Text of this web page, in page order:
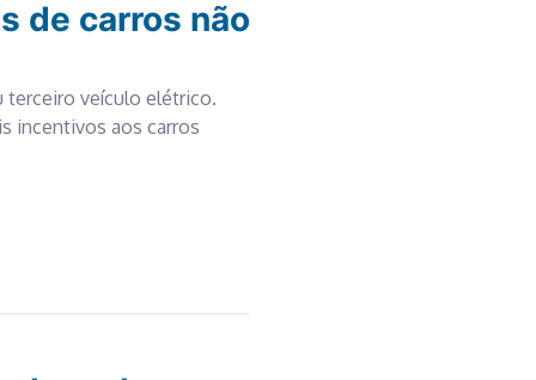
de carros não
terceiro veículo elétrico.
incentivos aos carros